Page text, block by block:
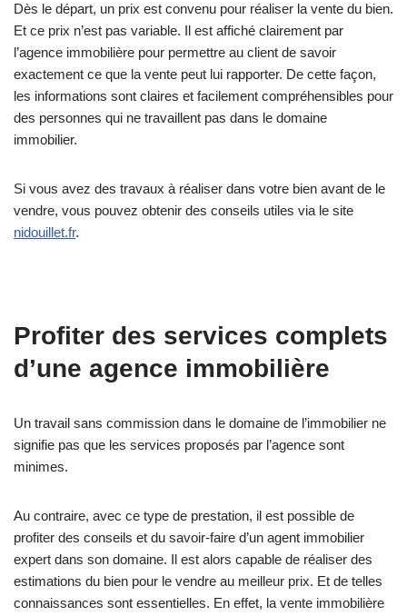
Dès le départ, un prix est convenu pour réaliser la vente du bien.
Et ce prix n’est pas variable. Il est affiché clairement par
l’agence immobilière pour permettre au client de savoir
exactement ce que la vente peut lui rapporter. De cette façon,
les informations sont claires et facilement compréhensibles pour
des personnes qui ne travaillent pas dans le domaine
immobilier.
Si vous avez des travaux à réaliser dans votre bien avant de le
vendre, vous pouvez obtenir des conseils utiles via le site
nidouillet.fr.
Profiter des services complets
d’une agence immobilière
Un travail sans commission dans le domaine de l’immobilier ne
signifie pas que les services proposés par l’agence sont
minimes.
Au contraire, avec ce type de prestation, il est possible de
profiter des conseils et du savoir-faire d’un agent immobilier
expert dans son domaine. Il est alors capable de réaliser des
estimations du bien pour le vendre au meilleur prix. Et de telles
connaissances sont essentielles. En effet, la vente immobilière